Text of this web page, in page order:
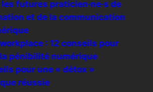
les futures praticien‧ne‧s de
et de la communication
: 12 conseils pour
pénibilité numérique
pour une « détox »
réussie